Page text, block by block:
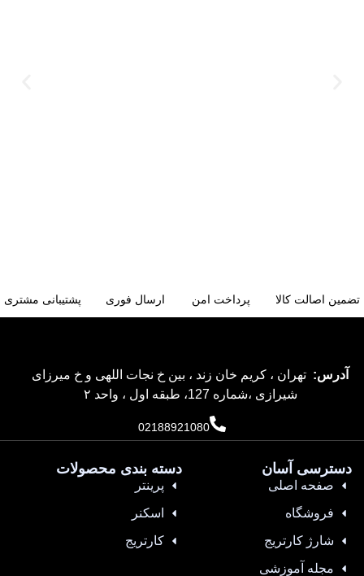
تضمین اصالت کالا پرداخت امن ارسال فوری پشتیبانی مشتری
آدرس: تهران ، کریم خان زند ، بین خ نجات اللهی و خ میرزای
شیرازی ،شماره 127، طبقه اول ، واحد ۲
02188921080
دسترسی آسان
صفحه اصلی
فروشگاه
شارژ کارتریج
مجله آموزشی
دسته بندی محصولات
پرینتر
اسکنر
کارتریج